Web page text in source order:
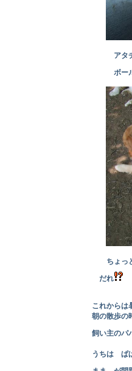
アタチ と
ボールの取
ちょっと
だれ
これからは暑く
朝の散歩の時間
飼い主のパパ＆
うちは ぱぱ